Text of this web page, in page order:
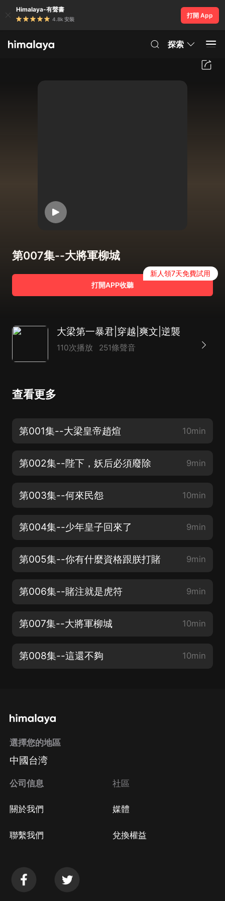
Himalaya-有聲書
4.8k 安裝
打開 App
探索
第007集--大將軍柳城
打開APP收聽
新人領7天免費試用
大梁第一暴君|穿越|爽文|逆襲
110次播放 251條聲音
查看更多
第001集--大梁皇帝趙煊 10min
第002集--陛下，妖后必須廢除 9min
第003集--何來民怨 10min
第004集--少年皇子回來了 9min
第005集--你有什麼資格跟朕打賭 9min
第006集--賭注就是虎符 9min
第007集--大將軍柳城 10min
第008集--這還不夠 10min
選擇您的地區
中國台湾
公司信息
關於我們
聯繫我們
社區
媒體
兌換權益